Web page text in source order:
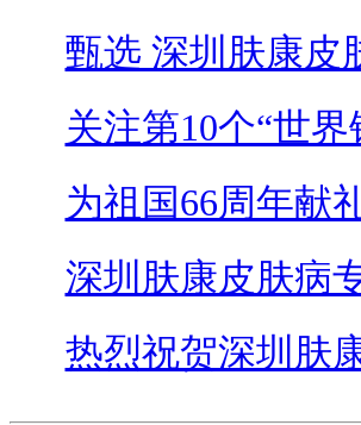
甄选 深圳肤康皮
关注第10个“世
为祖国66周年献
深圳肤康皮肤病
热烈祝贺深圳肤